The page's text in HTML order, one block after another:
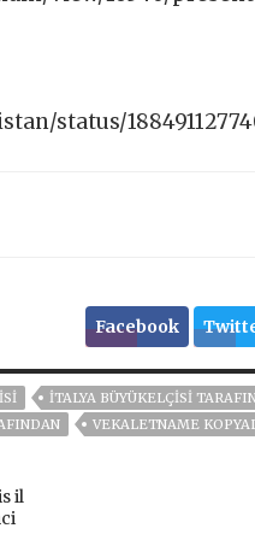
status/
Facebook
İTALYA BÜYÜKELÇISI
VEKALETNAME
il